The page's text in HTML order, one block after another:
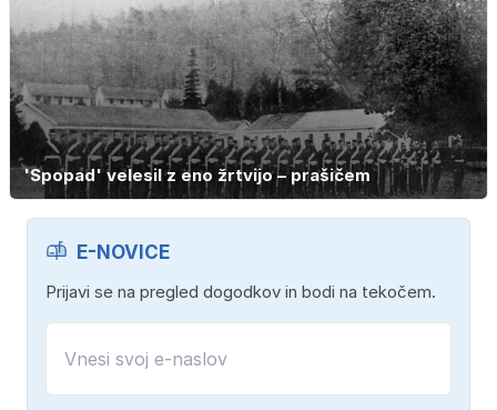
'Spopad' velesil z eno žrtvijo – prašičem
E-NOVICE
Prijavi se na pregled dogodkov in bodi na tekočem.